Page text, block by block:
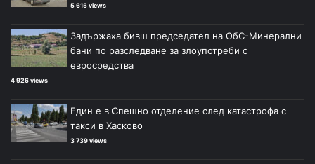
5 615 views
Задържаха бивш председател на ОбС-Минерални
бани по разследване за злоупотреби с
евросредства
4 926 views
Един е в Спешно отделение след катастрофа с
такси в Хасково
3 739 views